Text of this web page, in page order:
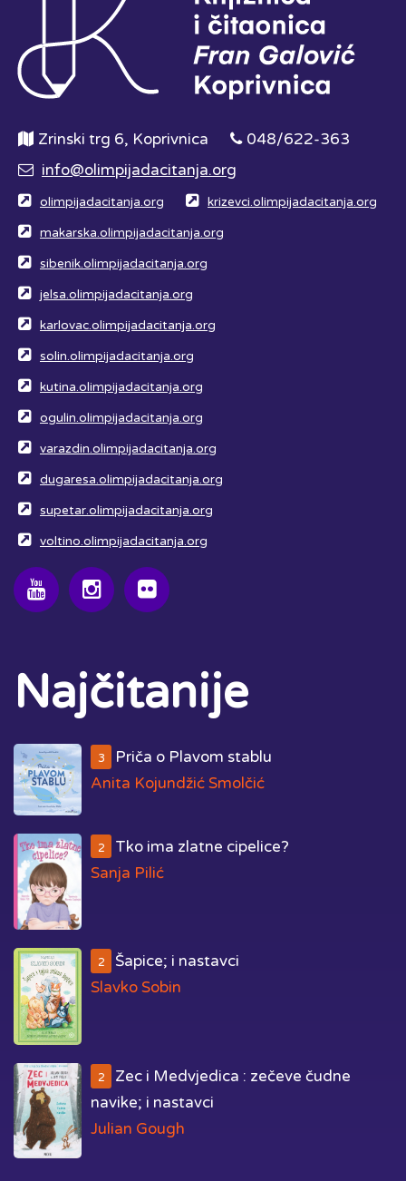
Zrinski trg 6, Koprivnica
048/622-363
info@olimpijadacitanja.org
olimpijadacitanja.org krizevci.olimpijadacitanja.org
makarska.olimpijadacitanja.org
sibenik.olimpijadacitanja.org
jelsa.olimpijadacitanja.org
karlovac.olimpijadacitanja.org
solin.olimpijadacitanja.org
kutina.olimpijadacitanja.org
ogulin.olimpijadacitanja.org
varazdin.olimpijadacitanja.org
dugaresa.olimpijadacitanja.org
supetar.olimpijadacitanja.org
voltino.olimpijadacitanja.org
Najčitanije
3
Priča o Plavom stablu
Anita Kojundžić Smolčić
2
Tko ima zlatne cipelice?
Sanja Pilić
2
Šapice; i nastavci
Slavko Sobin
2
Zec i Medvjedica : zečeve čudne
navike; i nastavci
Julian Gough